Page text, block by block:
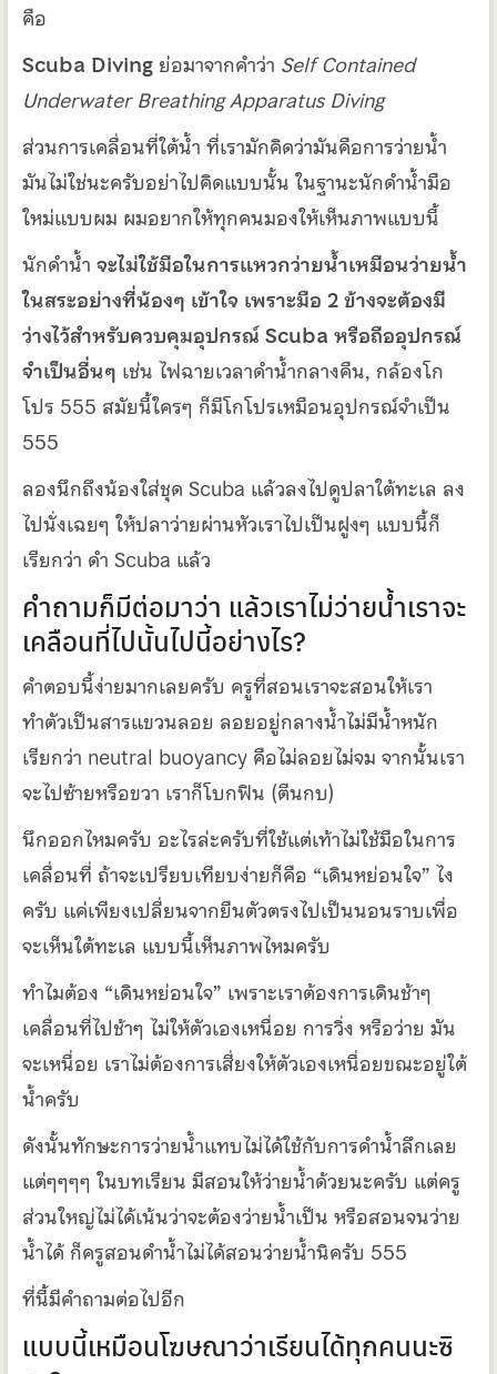
คือ
Scuba Divingย่อมาจากคำว่า Self Contained
Underwater Breathing Apparatus Diving
ส่วนการเคลื่อนที่ใต้น้ำ ที่เรามักคิดว่ามันคือการว่ายน้ำ
มันไม่ใช่นะครับอย่าไปคิดแบบนั้น ในฐานะนักดำน้ำมือ
ใหม่แบบผม ผมอยากให้ทุกคนมองให้เห็นภาพแบบนี้
นักดำน้ำ จะไม่ใช้มือในการแหวกว่ายน้ำเหมือนว่ายน้ำ
ในสระอย่างที่น้องๆ เข้าใจ เพราะมือ 2 ข้างจะต้องมี
ว่างไว้สำหรับควบคุมอุปกรณ์ Scuba หรือถืออุปกรณ์
จำเป็นอื่นๆ เช่น ไฟฉายเวลาดำน้ำกลางคืน, กล้องโก
โปร 555 สมัยนี้ใครๆ ก็มีโกโปรเหมือนอุปกรณ์จำเป็น
555
ลองนึกถึงน้องใส่ชุด Scuba แล้วลงไปดูปลาใต้ทะเล ลง
ไปนั่งเฉยๆ ให้ปลาว่ายผ่านหัวเราไปเป็นฝูงๆ แบบนี้ก็
เรียกว่า ดำ Scuba แล้ว
คำถามก็มีต่อมาว่า แล้วเราไม่ว่ายน้ำเราจะ
เคลือนที่ไปนั้นไปนี้อย่างไร?
คำตอบนี้ง่ายมากเลยครับ ครูที่สอนเราจะสอนให้เรา
ทำตัวเป็นสารแขวนลอย ลอยอยู่กลางน้ำไม่มีน้ำหนัก
เรียกว่า neutral buoyancy คือไม่ลอยไม่จม จากนั้นเรา
จะไปซ้ายหรือขวา เราก็โบกฟิน (ตีนกบ)
นึกออกไหมครับ อะไรล่ะครับที่ใช้แต่เท้าไม่ใช้มือในการ
เคลื่อนที่ ถ้าจะเปรียบเทียบง่ายก็คือ “เดินหย่อนใจ” ไง
ครับ แค่เพียงเปลี่ยนจากยืนตัวตรงไปเป็นนอนราบเพื่อ
จะเห็นใต้ทะเล แบบนี้เห็นภาพไหมครับ
ทำไมต้อง “เดินหย่อนใจ” เพราะเราต้องการเดินช้าๆ
เคลื่อนที่ไปช้าๆ ไม่ให้ตัวเองเหนื่อย การวิ่ง หรือว่าย มัน
จะเหนื่อย เราไม่ต้องการเสี่ยงให้ตัวเองเหนื่อยขณะอยู่ใต้
น้ำครับ
ดังนั้นทักษะการว่ายน้ำแทบไม่ได้ใช้กับการดำน้ำลึกเลย
แต่ๆๆๆๆ ในบทเรียน มีสอนให้ว่ายน้ำด้วยนะครับ แต่ครู
ส่วนใหญ่ไม่ได้เน้นว่าจะต้องว่ายน้ำเป็น หรือสอนจนว่าย
น้ำได้ ก็ครูสอนดำน้ำไม่ได้สอนว่ายน้ำนิครับ 555
ที่นี้มีคำถามต่อไปอีก
แบบนี้เหมือนโฆษณาว่าเรียนได้ทุกคนนะซิ